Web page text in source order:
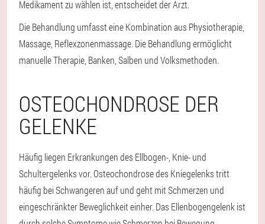
Medikament zu wählen ist, entscheidet der Arzt.
Die Behandlung umfasst eine Kombination aus Physiotherapie,
Massage, Reflexzonenmassage. Die Behandlung ermöglicht
manuelle Therapie, Banken, Salben und Volksmethoden.
OSTEOCHONDROSE DER
GELENKE
Häufig liegen Erkrankungen des Ellbogen-, Knie- und
Schultergelenks vor. Osteochondrose des Kniegelenks tritt
häufig bei Schwangeren auf und geht mit Schmerzen und
eingeschränkter Beweglichkeit einher. Das Ellenbogengelenk ist